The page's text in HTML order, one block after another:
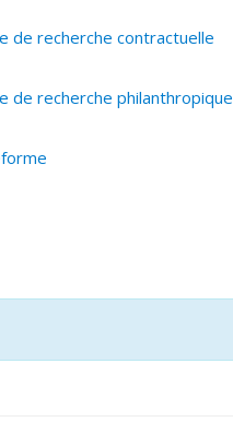
de recherche contractuelle
de recherche philanthropique